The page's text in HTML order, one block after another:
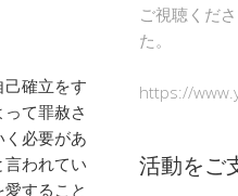
確立をす
て罪赦さ
必要があ
われてい
すること
ご視聴くだ
た。
https://
活動をご